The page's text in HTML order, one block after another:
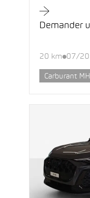
Demander
20 km 07/
Carburant